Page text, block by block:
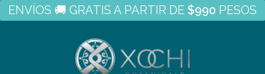
ENVÍOS 🚚 GRATIS A PARTIR DE $990 PESOS